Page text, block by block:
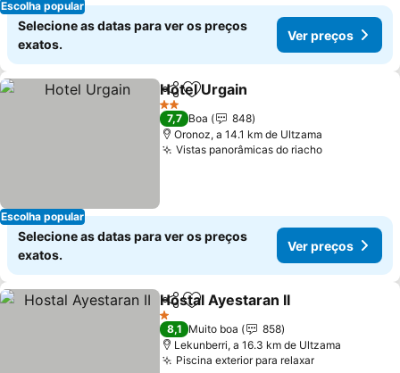
Escolha popular
Selecione as datas para ver os preços
exatos.
Ver preços
Escolha popular
PartilharAdicionar aos favoritos
Hotel Urgain
2 Estrelas
7,7 Boa
848
Oronoz, a 14.1 km de Ultzama
Vistas panorâmicas do riachoVer preços
Selecione as datas para ver os preços
exatos.
Ver preços
PartilharAdicionar aos favoritos
Hostal Ayestaran II
1 Estrelas
8,1 Muito boa
858
Lekunberri, a 16.3 km de Ultzama
Piscina exterior para relaxarVer preços